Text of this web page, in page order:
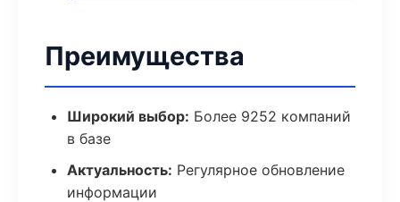
Преимущества
Широкий выбор: Более 9252 компаний
в базе
Актуальность: Регулярное обновление
информации